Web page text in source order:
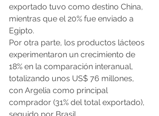
exportado tuvo como destino China,
mientras que el 20% fue enviado a
Egipto.
Por otra parte, los productos lácteos
experimentaron un crecimiento de
18% en la comparación interanual,
totalizando unos US$ 76 millones,
con Argelia como principal
comprador (31% del total exportado),
seguido por Brasil.